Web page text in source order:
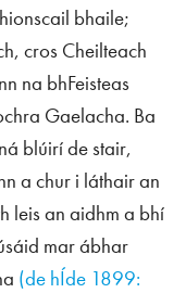
bhaile;
cros Cheilteach
na bhFeisteas
Gaelacha. Ba
blúirí de stair,
a chur i láthair an
leis an aidhm a bhí
mar ábhar
(de hÍde 1899: